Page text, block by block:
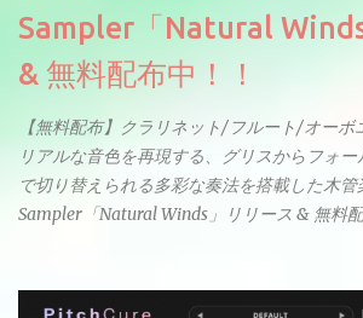
Sampler「Natural
& 無料配布中！！
【無料配布】クラリネット/フルート/オー
リアルな音色を再現する、グリスからフォ
で切り替えられる多彩な奏法を搭載した木
Sampler「Natural Winds」リリース & 無料配